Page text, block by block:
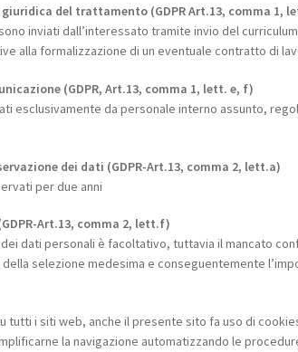
del trattamento (GDPR Art.13, comma 1,
inviati dall’interessato tramite invio del
alla formalizzazione di un eventuale contratto di
(GDPR, Art.13, comma 1, lett. e, f)
esclusivamente da personale interno assunto,
dei dati (GDPR-Art.13, comma 2, lett.a)
per due anni
Art.13, comma 2, lett.f)
dati personali è facoltativo, tuttavia il mancato
selezione medesima e conseguentemente
tutti i siti web, anche il presente sito fa uso di
la navigazione automatizzando le